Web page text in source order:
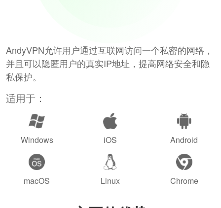
AndyVPN允许用户通过互联网访问一个私密的网络，
并且可以隐匿用户的真实IP地址，提高网络安全和隐
私保护。
适用于：
Windows iOS Android
macOS Linux Chrome